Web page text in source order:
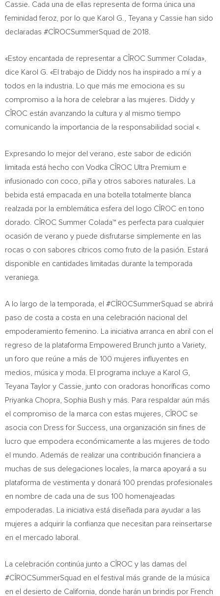
Cassie. Cada una de ellas representa de forma única una
feminidad feroz, por lo que Karol G., Teyana y Cassie han sido
declaradas #CÎROCSummerSquad de 2018.
«Estoy encantada de representar a CÎROC Summer Colada»,
dice Karol G. «El trabajo de Diddy nos ha inspirado a mí y a
todos en la industria. Lo que más me emociona es su
compromiso a la hora de celebrar a las mujeres. Diddy y
CÎROC están avanzando la cultura y al mismo tiempo
comunicando la importancia de la responsabilidad social «.
Expresando lo mejor del verano, este sabor de edición
limitada está hecho con Vodka CÎROC Ultra Premium e
infusionado con coco, piña y otros sabores naturales. La
bebida está empacada en una botella totalmente blanca
realzada por la emblemática esfera del logo CÎROC en tono
dorado. CÎROC Summer Colada™ es perfecta para cualquier
ocasión de verano y puede disfrutarse simplemente en las
rocas o con sabores cítricos como fruto de la pasión. Estará
disponible en cantidades limitadas durante la temporada
veraniega.
A lo largo de la temporada, el #CÎROCSummerSquad se abrirá
paso de costa a costa en una celebración nacional del
empoderamiento femenino. La iniciativa arranca en abril con el
regreso de la plataforma Empowered Brunch junto a Variety,
un foro que reúne a más de 100 mujeres influyentes en
medios, música y moda. El programa incluye a Karol G,
Teyana Taylor y Cassie, junto con oradoras honoríficas como
Priyanka Chopra
Sophia Bush y más. Para respaldar aún más
el compromiso de la marca con estas mujeres, CÎROC se
asocia con Dress for Success, una organización sin fines de
lucro que empodera económicamente a las mujeres de todo
el mundo. Además de realizar una contribución financiera a
muchas de sus delegaciones locales, la marca apoyará a su
plataforma de vestimenta y donará 100 prendas profesionales
en nombre de cada una de sus 100 homenajeadas
empoderadas. La iniciativa está diseñada para ayudar a las
mujeres a adquirir la confianza que necesitan para reinsertarse
en el mercado laboral.
La celebración continúa junto a CÎROC y las damas del
#CÎROCSummerSquad en el festival más grande de la música
en el desierto de California , donde harán un brindis por French